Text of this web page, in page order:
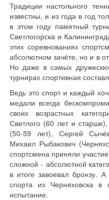
Традиции настольного
известны, и из года в год
в этом году памятный
Светлогорска и
этих соревнованиях
абсолютном зачёте, но и в
Но даже в самых
турнирах спортивная
Ведь это спорт и каждый
медали всегда
своих возрастных
Светлого (60 лет и
(50-59 лет), Сергей
Михаил Рыбакович
спортсмена приняли
сложной - абсолютной
в итоге завоевал бронзу.
спорта из Черняховска
испытание.